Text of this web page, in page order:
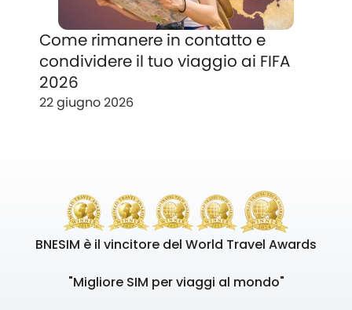
Come rimanere in contatto e
condividere il tuo viaggio ai FIFA
2026
22 giugno 2026
BNESIM è il vincitore del World Travel Awards
"Migliore SIM per viaggi al mondo"